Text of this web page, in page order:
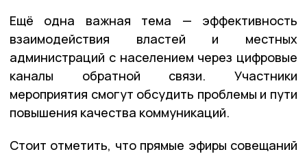
Ещё одна важная тема — эффективность
взаимодействия властей и местных
администраций с населением через цифровые
каналы обратной связи. Участники
мероприятия смогут обсудить проблемы и пути
повышения качества коммуникаций.
Стоит отметить, что прямые эфиры совещаний